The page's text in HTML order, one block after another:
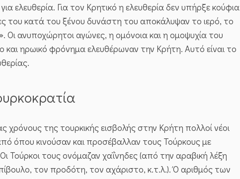
ελευθερία. Για τον Κρητικό η ελευθερία δεν υπήρξε κούφια
του κατά του ξένου δυνάστη του αποκάλυψαν το ιερό, το
Οι ανυποχώρητοι αγώνες, η ομόνοια και η ομοψυχία του
και ηρωικό φρόνημα ελευθέρωναν την Κρήτη. Αυτό είναι το
της τουρκικής εισβολής στην Κρήτη πολλοί νέοι
όπου κινούσαν και προσέβαλλαν τους Τούρκους με
Τούρκοι τους ονόμαζαν χαΐνηδες (από την αραβική λέξη
τον προδότη, τον αχάριστο, κ.τ.λ.). Ό αριθμός των